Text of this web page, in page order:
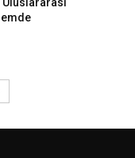
Uluslararası